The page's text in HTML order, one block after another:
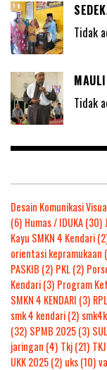
Tidak
Tidak
Desain Komunikasi
(6) Humas / IDUKA(30)
Kayu SMKN 4 Kendari
orientasi kepramukaan
PASKIB (2) PKL(2)
Kendari(3) Program
SMKN 4 KENDARI (3) RPL
smk 4 kendari(2)
(32) SPMB 2025(3)
jaringan (4) Tkj(21)
UKK 2025(2) uks(10)